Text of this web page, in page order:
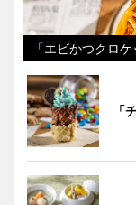
「エビかつクロケ
「